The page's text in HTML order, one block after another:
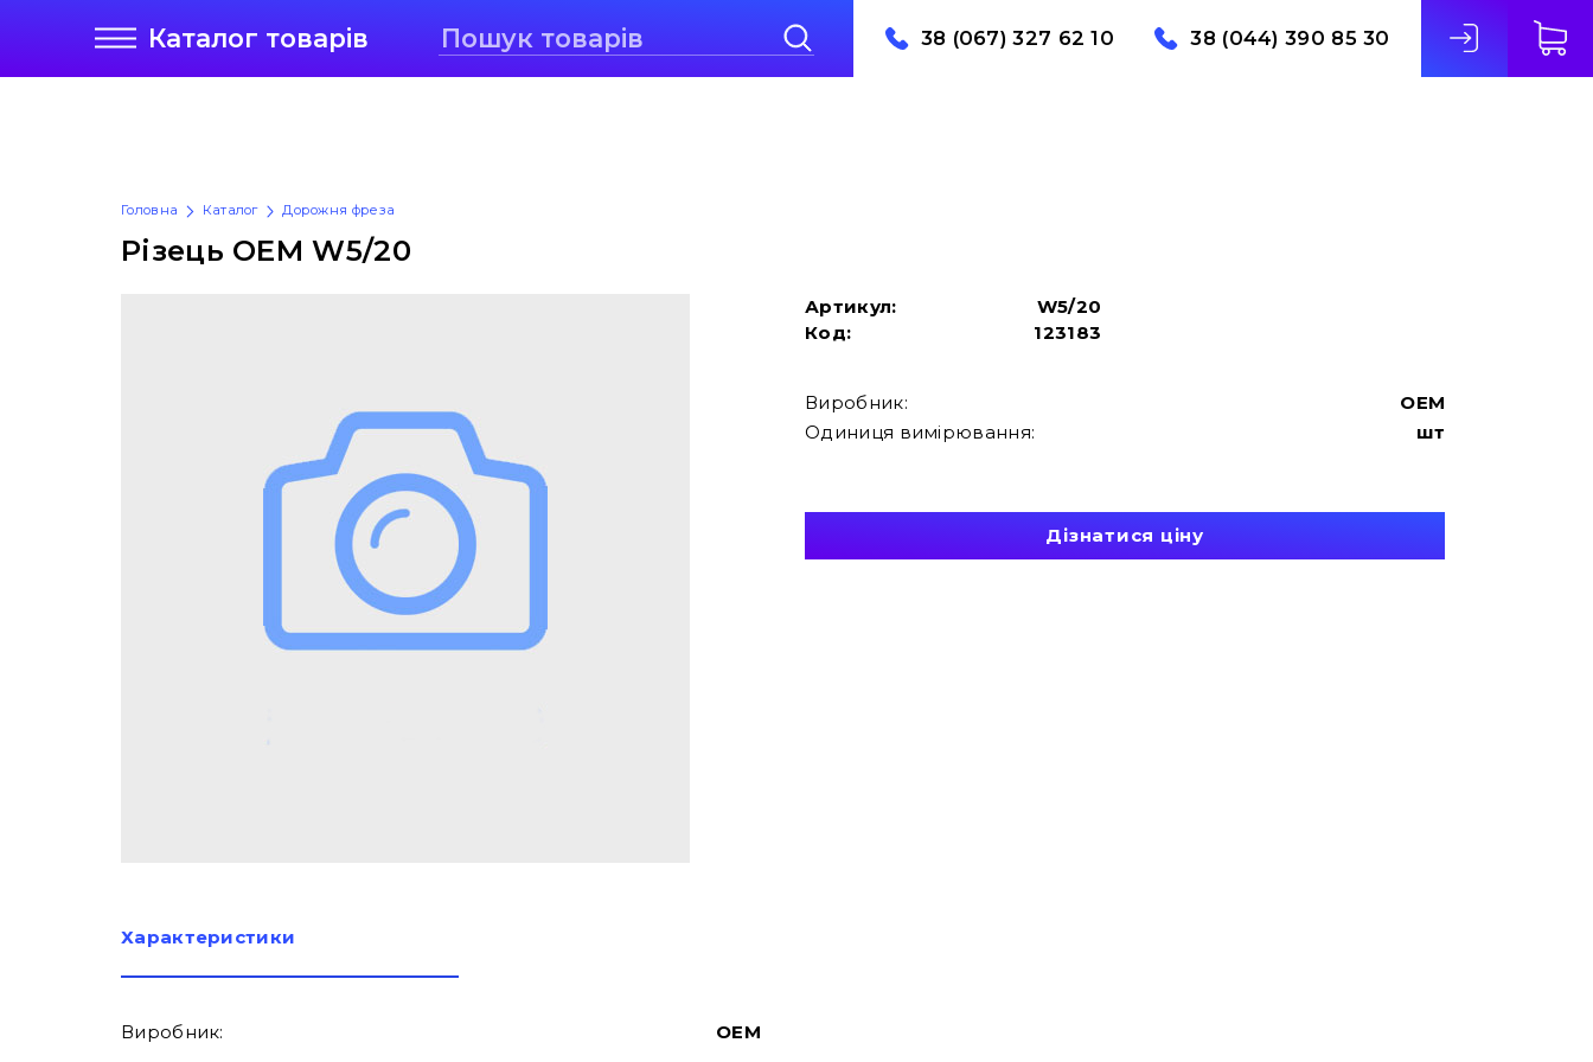
Каталог товарів 38 (067) 327 62 10 38 (044) 390 85 30
Головна Каталог Дорожня фреза
Різець OEM W5/20
Артикул:
W5/20
Код:
123183
Виробник:
OEM
Одиниця вимірювання:
шт
Дізнатися ціну
Характеристики
Виробник: OEM